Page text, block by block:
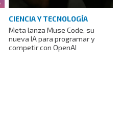
CIENCIA Y TECNOLOGÍA
Meta lanza Muse Code, su
nueva IA para programar y
competir con OpenAI